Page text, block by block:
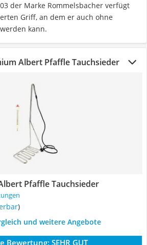
der Marke Rommelsbacher verfügt
Griff, an dem er auch ohne
kann.
Albert Pfaffle Tauchsieder
Pfaffle Tauchsieder
)
und weitere Angebote
Bewertung: SEHR GUT